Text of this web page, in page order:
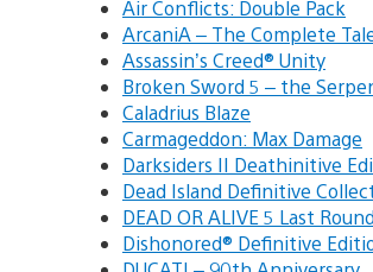
Air Conflicts: Double Pack
ArcaniA – The Complete
Assassin’s Creed® Unity
Broken Sword 5 – the
Caladrius Blaze
Carmageddon: Max Damage
Darksiders II Deathinitive
Dead Island Definitive
DEAD OR ALIVE 5 Last Round
Dishonored® Definitive